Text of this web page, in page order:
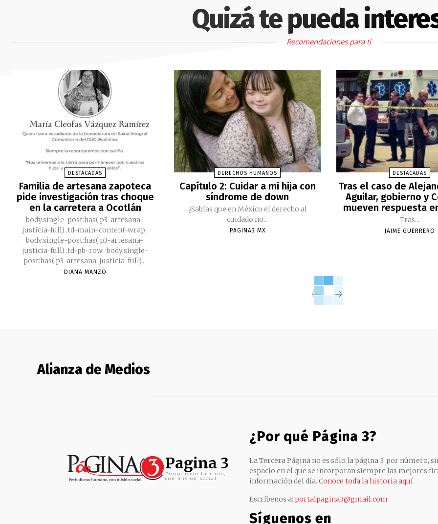
Quizá te pueda
Recomendaciones para ti
DESTACADAS
Familia de artesana zapoteca
pide investigación tras choque
en la carretera a Ocotlán
body.single-post:has(.p3-artesana-
justicia-full) .td-main-content-wrap,
body.single-post:has(.p3-artesana-
justicia-full) .td-pb-row, body.single-
post:has(.p3-artesana-justicia-full)...
DIANA MANZO
DERECHOS HUMANOS
Capítulo 2: Cuidar a mi hija con
síndrome de down
¿Sabías que en México el derecho al
cuidado no...
PAGINA3.MX
DESTACADAS
Tras el caso de
Aguilar, gobierno y
mueven respuesta
Tras...
JAIME GUERRERO
Alianza de Medios
Pagina 3
Periodismo humano,
con mision social
¿Por qué Página 3?
La Tercera Página no es sólo la página 3, por número,
espacio en el que se incorporan siempre las mejores
información del día. Conoce toda la historia aquí
Escríbenos a: portalpagina3@gmail.com
Síguenos en